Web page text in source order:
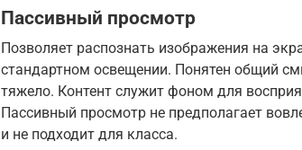
Пассивный просмотр
Позволяет распознать изображения на
стандартном освещении. Понятен общий
тяжело. Контент служит фоном для
Пассивный просмотр не предполагает
и не подходит для класса.